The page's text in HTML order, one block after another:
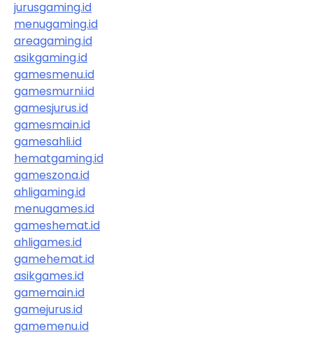
jurusgaming.id
menugaming.id
areagaming.id
asikgaming.id
gamesmenu.id
gamesmurni.id
gamesjurus.id
gamesmain.id
gamesahli.id
hematgaming.id
gameszona.id
ahligaming.id
menugames.id
gameshemat.id
ahligames.id
gamehemat.id
asikgames.id
gamemain.id
gamejurus.id
gamemenu.id